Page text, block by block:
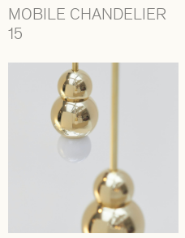
MOBILE CHANDELIER
15